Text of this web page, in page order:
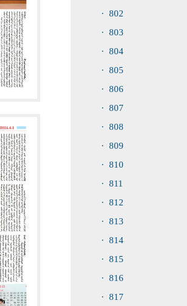
· 802
· 803
· 804
· 805
· 806
· 807
· 808
· 809
· 810
· 811
· 812
· 813
· 814
· 815
· 816
· 817